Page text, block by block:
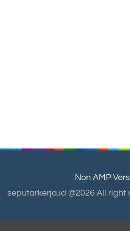
Non AMP
seputarkerja.id @2026 All right